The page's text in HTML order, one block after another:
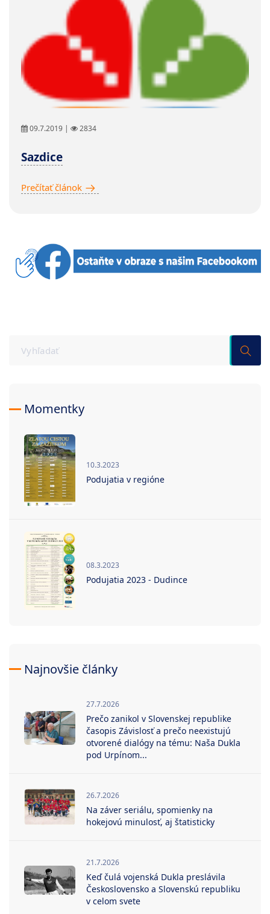
09.7.2019 | 2834
Sazdice
Prečítať článok
Momentky
10.3.2023
Podujatia v regióne
08.3.2023
Podujatia 2023 - Dudince
Najnovšie články
27.7.2026
Prečo zanikol v Slovenskej republike
časopis Závislosť a prečo neexistujú
otvorené dialógy na tému: Naša Dukla
pod Urpínom...
26.7.2026
Na záver seriálu, spomienky na
hokejovú minulosť, aj štatisticky
21.7.2026
Keď čulá vojenská Dukla preslávila
Československo a Slovenskú republiku
v celom svete